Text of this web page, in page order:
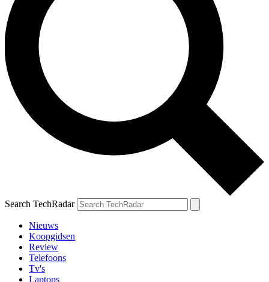
Search TechRadar
Nieuws
Koopgidsen
Review
Telefoons
Tv's
Laptops